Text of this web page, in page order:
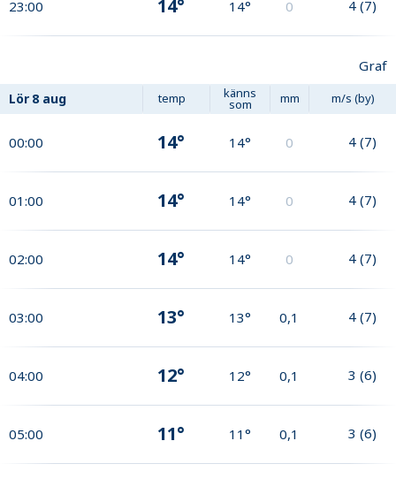
23:00 14° 14° 0 4 (7)
Graf
Lör 8 aug temp känns
som mm m/s (by)
00:00 14° 14° 0 4 (7)
01:00 14° 14° 0 4 (7)
02:00 14° 14° 0 4 (7)
03:00 13° 13° 0,1 4 (7)
04:00 12° 12° 0,1 3 (6)
05:00 11° 11° 0,1 3 (6)